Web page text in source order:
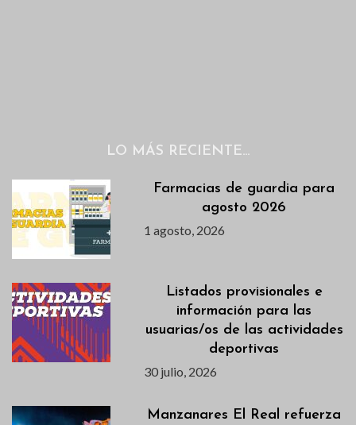
LO MÁS RECIENTE…
Farmacias de guardia para
agosto 2026
1 agosto, 2026
Listados provisionales e
información para las
usuarias/os de las actividades
deportivas
30 julio, 2026
Manzanares El Real refuerza